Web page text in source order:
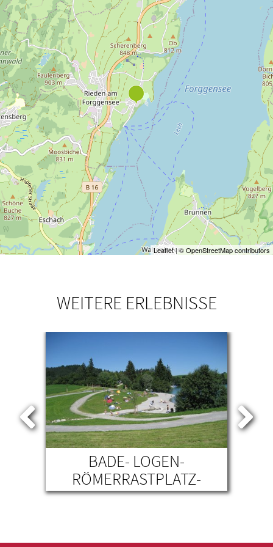
Leaflet| ©OpenStreetMap contributors
WEITERE ERLEBNISSE
BADE- LOGEN-
RÖMERRASTPLATZ-
MANSIO VIA CLAUDIA